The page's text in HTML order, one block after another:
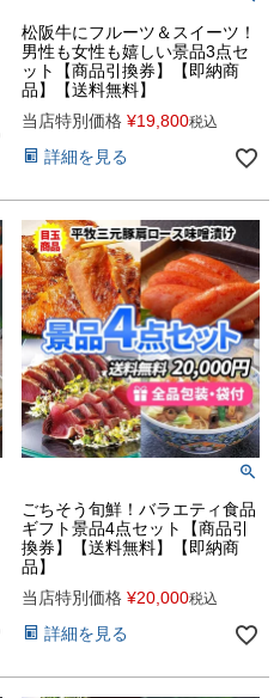
松阪牛にフルーツ＆スイーツ！
男性も女性も嬉しい景品3点セ
ット【商品引換券】【即納商
品】【送料無料】
当店特別価格 ¥19,800税込
詳細を見る
ごちそう旬鮮！バラエティ食品
ギフト景品4点セット【商品引
換券】【送料無料】【即納商
品】
当店特別価格 ¥20,000税込
詳細を見る